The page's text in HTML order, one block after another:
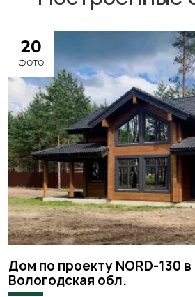
20
фото
Дом по проекту NORD-130
Вологодская обл.